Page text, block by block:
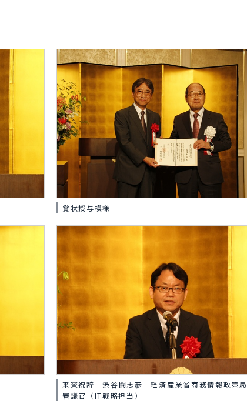
賞状授与模様
来賓祝辞 渋谷闘志彦 経済産業省商務情報政策
審議官（IT戦略担当）